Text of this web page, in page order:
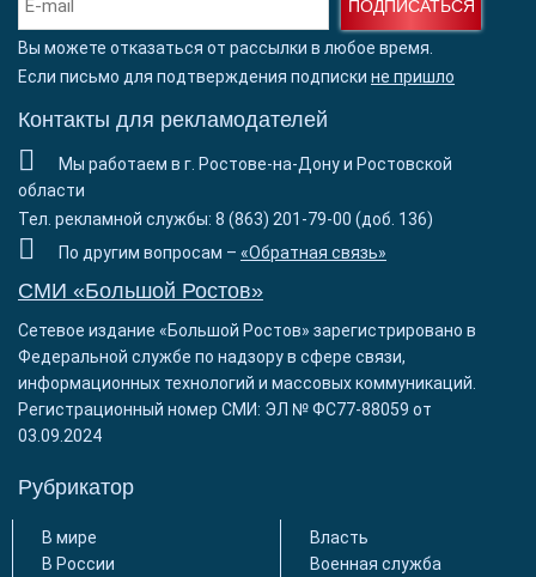
ПОДПИСАТЬСЯ
Вы можете отказаться от рассылки в любое время.
Если письмо для подтверждения подписки не пришло
Контакты для рекламодателей
Мы работаем в г. Ростове-на-Дону и Ростовской
области
Тел. рекламной службы: 8 (863) 201-79-00 (доб. 136)
По другим вопросам – «Обратная связь»
СМИ «Большой Ростов»
Сетевое издание «Большой Ростов» зарегистрировано в
Федеральной службе по надзору в сфере связи,
информационных технологий и массовых коммуникаций.
Регистрационный номер СМИ: ЭЛ № ФС77-88059 от
03.09.2024
Рубрикатор
В мире
В России
Власть
Военная служба